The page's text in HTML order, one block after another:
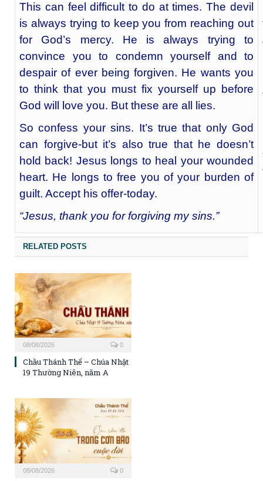
This can feel difficult to do at times. The devil
is always trying to keep you from reaching out
for God’s mercy. He is always trying to
convince you to condemn yourself and to
despair of ever being forgiven. He wants you
to think that you must fix yourself up before
God will love you. But these are all lies.
So confess your sins. It’s true that only God
can forgive-but it’s also true that he doesn’t
hold back! Jesus longs to heal your wounded
heart. He longs to free you of your burden of
guilt. Accept his offer-today.
“Jesus, thank you for forgiving my sins.”
RELATED POSTS
08/08/2026 0
Chầu Thánh Thể – Chúa Nhật
19 Thường Niên, năm A
08/08/2026 0